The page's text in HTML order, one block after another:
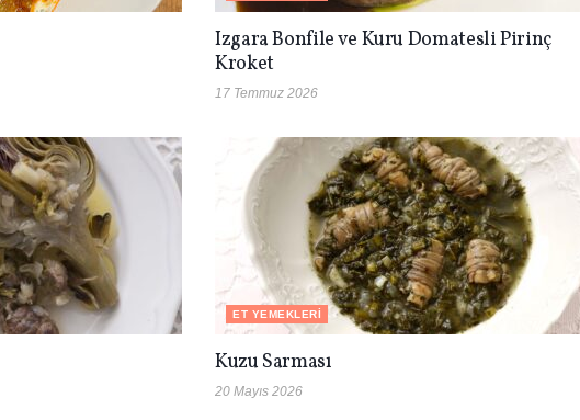
Izgara Bonfile ve Kuru Domatesli Pirinç
Kroket
17 Temmuz 2026
ET YEMEKLERI
Kuzu Sarması
20 Mayıs 2026